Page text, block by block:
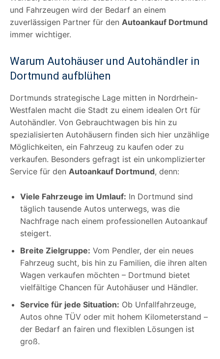
und Fahrzeugen wird der Bedarf an einem
zuverlässigen Partner für den Autoankauf Dortmund
immer wichtiger.
Warum Autohäuser und Autohändler in
Dortmund aufblühen
Dortmunds strategische Lage mitten in Nordrhein-
Westfalen macht die Stadt zu einem idealen Ort für
Autohändler. Von Gebrauchtwagen bis hin zu
spezialisierten Autohäusern finden sich hier unzählige
Möglichkeiten, ein Fahrzeug zu kaufen oder zu
verkaufen. Besonders gefragt ist ein unkomplizierter
Service für den Autoankauf Dortmund, denn:
Viele Fahrzeuge im Umlauf: In Dortmund sind
täglich tausende Autos unterwegs, was die
Nachfrage nach einem professionellen Autoankauf
steigert.
Breite Zielgruppe: Vom Pendler, der ein neues
Fahrzeug sucht, bis hin zu Familien, die ihren alten
Wagen verkaufen möchten – Dortmund bietet
vielfältige Chancen für Autohäuser und Händler.
Service für jede Situation: Ob Unfallfahrzeuge,
Autos ohne TÜV oder mit hohem Kilometerstand –
der Bedarf an fairen und flexiblen Lösungen ist
groß.